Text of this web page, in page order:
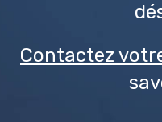
Contactez